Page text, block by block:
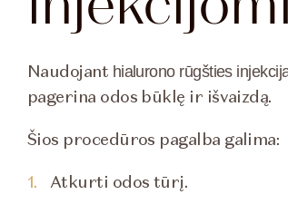
Naudojant hialurono rūgšties
pagerina odos būklę ir išvaizdą.
Šios procedūros pagalba galima:
Atkurti odos tūrį.